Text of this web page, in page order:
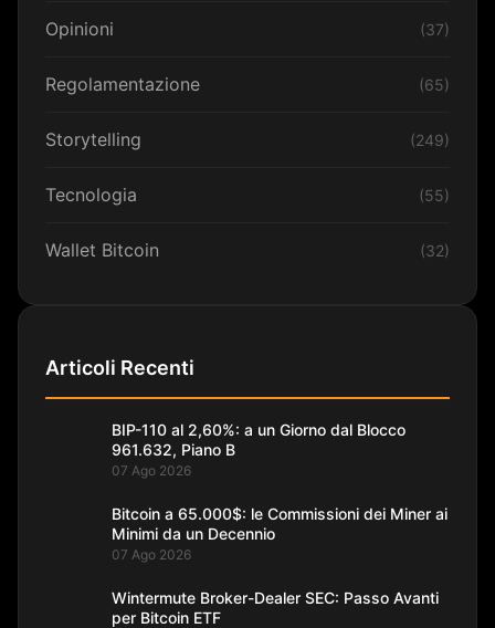
Opinioni (37)
Regolamentazione (65)
Storytelling (249)
Tecnologia (55)
Wallet Bitcoin (32)
Articoli Recenti
BIP-110 al 2,60%: a un Giorno dal Blocco
961.632, Piano B
07 Ago 2026
Bitcoin a 65.000$: le Commissioni dei Miner ai
Minimi da un Decennio
07 Ago 2026
Wintermute Broker-Dealer SEC: Passo Avanti
per Bitcoin ETF